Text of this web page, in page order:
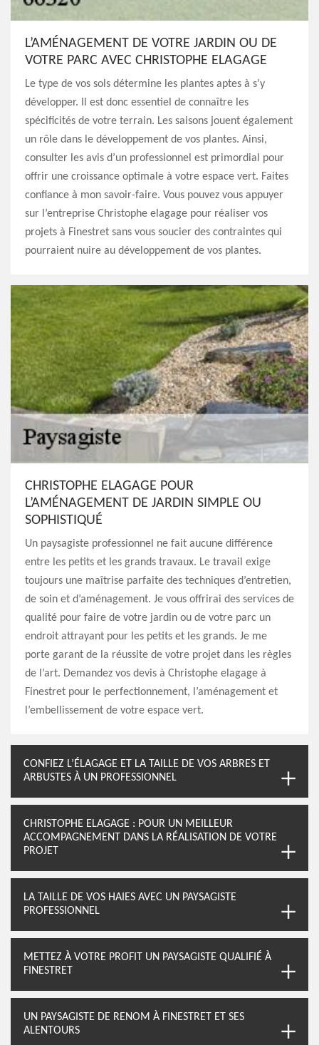
L’AMÉNAGEMENT DE VOTRE JARDIN OU DE
VOTRE PARC AVEC CHRISTOPHE ELAGAGE
Le type de vos sols détermine les plantes aptes à s’y
développer. Il est donc essentiel de connaître les
spécificités de votre terrain. Les saisons jouent également
un rôle dans le développement de vos plantes. Ainsi,
consulter les avis d’un professionnel est primordial pour
offrir une croissance optimale à votre espace vert. Faites
confiance à mon savoir-faire. Vous pouvez vous appuyer
sur l’entreprise Christophe elagage pour réaliser vos
projets à Finestret sans vous soucier des contraintes qui
pourraient nuire au développement de vos plantes.
CHRISTOPHE ELAGAGE POUR
L’AMÉNAGEMENT DE JARDIN SIMPLE OU
SOPHISTIQUÉ
Un paysagiste professionnel ne fait aucune différence
entre les petits et les grands travaux. Le travail exige
toujours une maîtrise parfaite des techniques d’entretien,
de soin et d’aménagement. Je vous offrirai des services de
qualité pour faire de votre jardin ou de votre parc un
endroit attrayant pour les petits et les grands. Je me
porte garant de la réussite de votre projet dans les règles
de l’art. Demandez vos devis à Christophe elagage à
Finestret pour le perfectionnement, l’aménagement et
l’embellissement de votre espace vert.
CONFIEZ L’ÉLAGAGE ET LA TAILLE DE VOS ARBRES ET
ARBUSTES À UN PROFESSIONNEL
CHRISTOPHE ELAGAGE : POUR UN MEILLEUR
ACCOMPAGNEMENT DANS LA RÉALISATION DE VOTRE
PROJET
LA TAILLE DE VOS HAIES AVEC UN PAYSAGISTE
PROFESSIONNEL
METTEZ À VOTRE PROFIT UN PAYSAGISTE QUALIFIÉ À
FINESTRET
UN PAYSAGISTE DE RENOM À FINESTRET ET SES
ALENTOURS